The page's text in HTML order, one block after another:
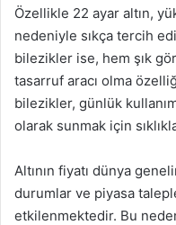
Özellikle 22 ayar altın,
nedeniyle sıkça tercih
bilezikler ise, hem şık
tasarruf aracı olma
bilezikler, günlük
olarak sunmak için
Altının fiyatı dünya
durumlar ve piyasa
etkilenmektedir. Bu